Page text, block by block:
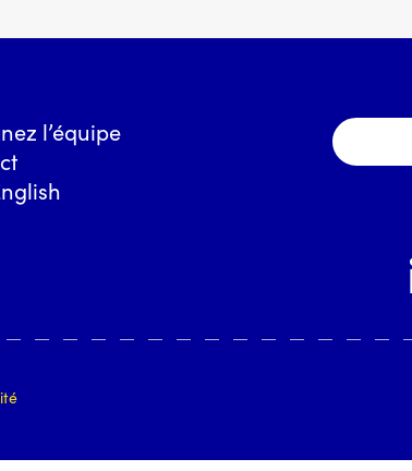
l’équipe